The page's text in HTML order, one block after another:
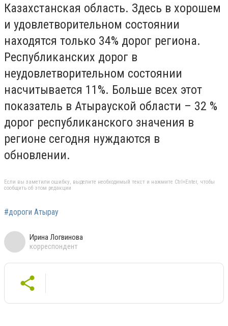
Казахстанская область. Здесь в хорошем
и удовлетворительном состоянии
находятся только 34% дорог региона.
Республиканских дорог в
неудовлетворительном состоянии
насчитывается 11%. Больше всех этот
показатель в Атырауской области – 32 %
дорог республиканского значения в
регионе сегодня нуждаются в
обновлении.
Если вы заметили ошибку, выделите необходимый текст и нажмите Ctrl+Enter, чтобы
сообщить об этом редакции
#дороги Атырау
Ирина Логвинова
корреспондент